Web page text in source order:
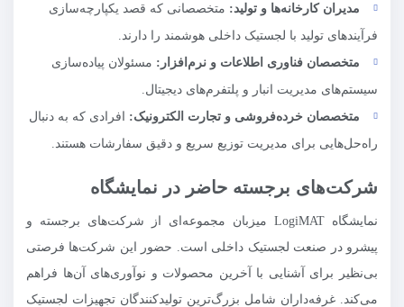
مدیران کارخانه‌ها و تولید: متخصصانی که قصد یکپارچه‌سازی
فرآیندهای تولید با لجستیک داخلی هوشمند را دارند.
متخصصان فناوری اطلاعات و نرم‌افزار: مسئولان پیاده‌سازی
سیستم‌های مدیریت انبار و پلتفرم‌های دیجیتال.
متخصصان خرده‌فروشی و تجارت الکترونیک: افرادی که به دنبال
راه‌حل‌هایی برای مدیریت توزیع سریع و دقیق سفارشات هستند.
شرکت‌های برجسته حاضر در نمایشگاه
نمایشگاه LogiMAT میزبان مجموعه‌ای از شرکت‌های برجسته و
پیشرو در صنعت لجستیک داخلی است. حضور این شرکت‌ها فرصتی
بی‌نظیر برای آشنایی با آخرین محصولات و نوآوری‌های آن‌ها فراهم
می‌کند. غرفه‌داران شامل بزرگ‌ترین تولیدکنندگان تجهیزات لجستیک